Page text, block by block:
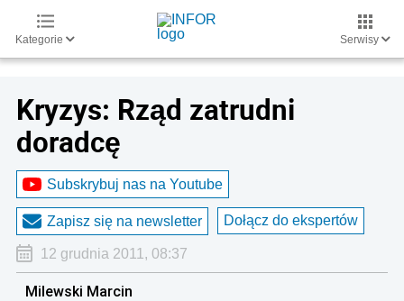
Kategorie Serwisy
Kryzys: Rząd zatrudni
doradcę
Subskrybuj nas na Youtube
Zapisz się na newsletter Dołącz do ekspertów
12 grudnia 2011, 08:37
Milewski Marcin